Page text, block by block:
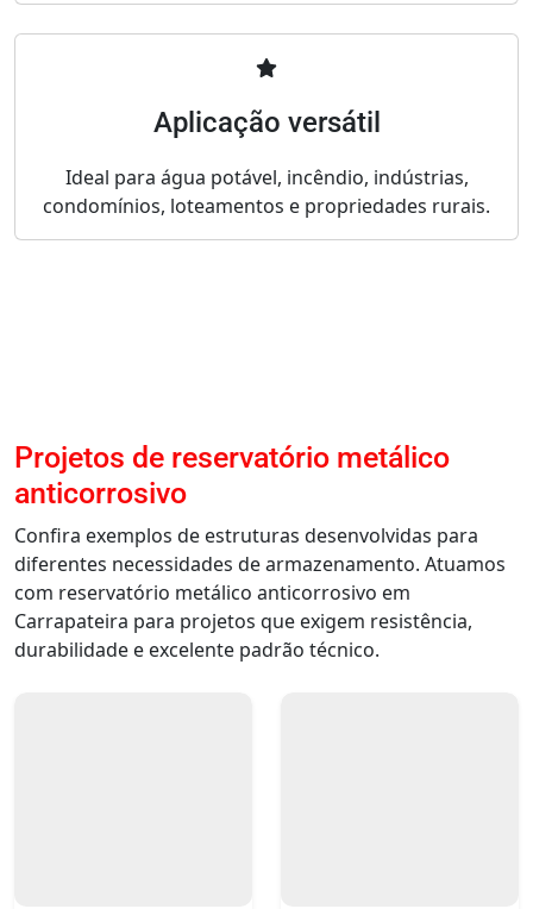
Aplicação versátil
Ideal para água potável, incêndio, indústrias,
condomínios, loteamentos e propriedades rurais.
Projetos de reservatório metálico
anticorrosivo
Confira exemplos de estruturas desenvolvidas para
diferentes necessidades de armazenamento. Atuamos
com reservatório metálico anticorrosivo em
Carrapateira para projetos que exigem resistência,
durabilidade e excelente padrão técnico.